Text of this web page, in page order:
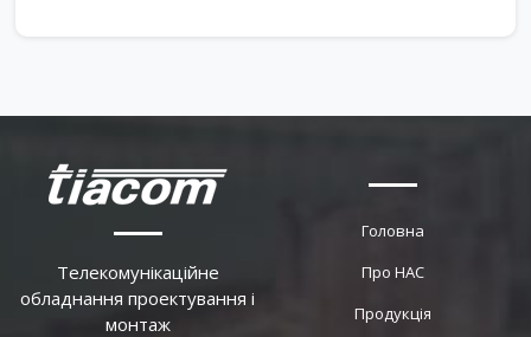
Телекомунікаційне
обладнання проектування і
монтаж
Головна
Про НАС
Продукція